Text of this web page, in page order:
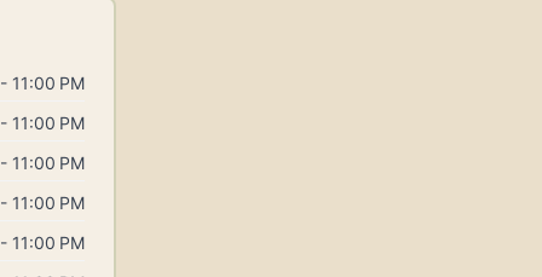
11:00 PM
11:00 PM
11:00 PM
11:00 PM
11:00 PM